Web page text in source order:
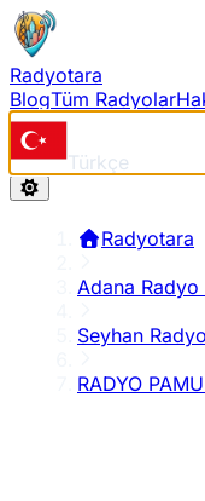
Radyotara
BlogTüm Radyolar
Türkçe
Radyotara
Adana Radyo
Seyhan
RADYO